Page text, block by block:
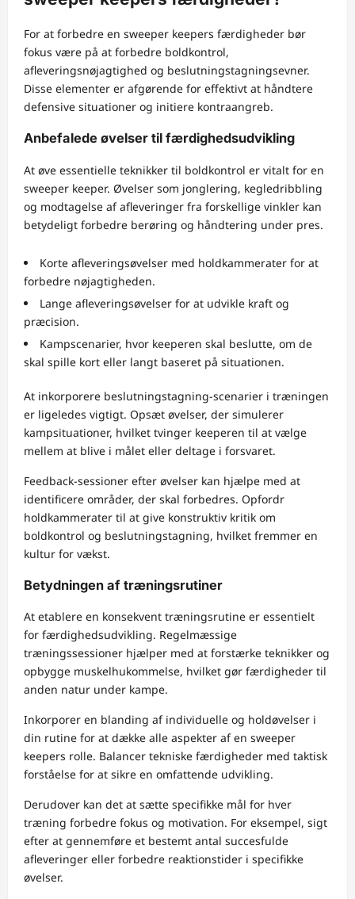
For at forbedre en sweeper keepers færdigheder bør
fokus være på at forbedre boldkontrol,
afleveringsnøjagtighed og beslutningstagningsevner.
Disse elementer er afgørende for effektivt at håndtere
defensive situationer og initiere kontraangreb.
Anbefalede øvelser til færdighedsudvikling
At øve essentielle teknikker til boldkontrol er vitalt for en
sweeper keeper. Øvelser som jonglering, kegledribbling
og modtagelse af afleveringer fra forskellige vinkler kan
betydeligt forbedre berøring og håndtering under pres.
Korte afleveringsøvelser med holdkammerater for at
forbedre nøjagtigheden.
Lange afleveringsøvelser for at udvikle kraft og
præcision.
Kampscenarier, hvor keeperen skal beslutte, om de
skal spille kort eller langt baseret på situationen.
At inkorporere beslutningstagning-scenarier i træningen
er ligeledes vigtigt. Opsæt øvelser, der simulerer
kampsituationer, hvilket tvinger keeperen til at vælge
mellem at blive i målet eller deltage i forsvaret.
Feedback-sessioner efter øvelser kan hjælpe med at
identificere områder, der skal forbedres. Opfordr
holdkammerater til at give konstruktiv kritik om
boldkontrol og beslutningstagning, hvilket fremmer en
kultur for vækst.
Betydningen af træningsrutiner
At etablere en konsekvent træningsrutine er essentielt
for færdighedsudvikling. Regelmæssige
træningssessioner hjælper med at forstærke teknikker og
opbygge muskelhukommelse, hvilket gør færdigheder til
anden natur under kampe.
Inkorporer en blanding af individuelle og holdøvelser i
din rutine for at dække alle aspekter af en sweeper
keepers rolle. Balancer tekniske færdigheder med taktisk
forståelse for at sikre en omfattende udvikling.
Derudover kan det at sætte specifikke mål for hver
træning forbedre fokus og motivation. For eksempel, sigt
efter at gennemføre et bestemt antal succesfulde
afleveringer eller forbedre reaktionstider i specifikke
øvelser.